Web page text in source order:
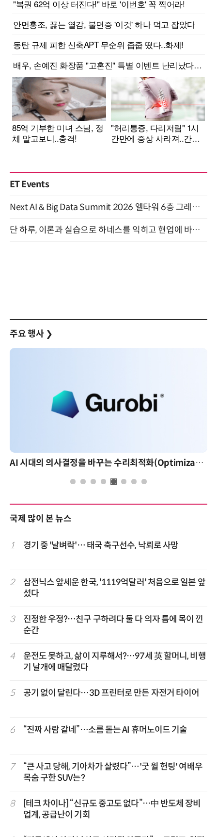
ET Events
Next AI & Big Data Summit 2026 엘타워 6층 그레이스홀 개최 (9/18)
단 하루, 이론과 실습으로 하네스를 익히고 현업에 바로 쓰는 핸즈온 워크숍 (8/20)
주요 행사 ❯
AI 시대의 의사결정을 바꾸는 수리최적화(Optimization): 실제 산업 적용 사례와 활용 전략
국제 많이 본 뉴스
1 경기 중 '날벼락'… 태국 축구선수, 낙뢰로 사망
2
삼전닉스 앞세운 한국, '1119억달러' 처음으로 일본 앞
섰다
3
진정한 우정?…친구 구하려다 둘 다 의자 틈에 목이 낀
순간
4
운전도 못하고, 삶이 지루해서?…97세 英 할머니, 비행
기 날개에 매달렸다
5 공기 없이 달린다…3D 프린터로 만든 자전거 타이어
6 “진짜 사람 같네”…소름 돋는 AI 휴머노이드 기술
7
“큰 사고 당해, 기아차가 살렸다”…'굿 윌 헌팅' 여배우
목숨 구한 SUV는?
8
[테크 차이나] “신규도 중고도 없다”…中 반도체 장비
업계, 공급난이 기회